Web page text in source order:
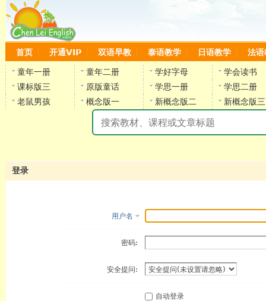
首页 开通VIP 双语早教 泰语教学 日语教学 法语
童年一册 童年二册 学好字母
学会读书
课标版三
原版童话 学思一册
学思二册
老鼠男孩
概念版一 新概念版二 新概念版三
登录
用户名
密码:
安全提问:
自动登录